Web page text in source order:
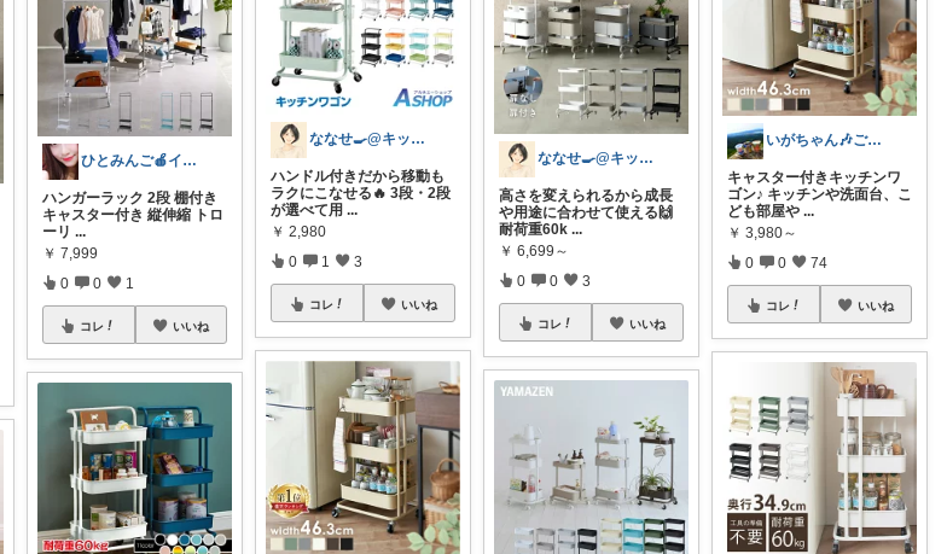
ひとみんご🍎‪インテリア雑貨
ハンガーラック 2段 棚付き
キャスター付き 縦伸縮 トロ
ーリ ...
￥ 7,999
0 0 1
コレ いいね
ななせ🍳@キッチン雑貨で暮らしラクに
ハンドル付きだから移動も
ラクにこなせる🔥 3段・2段
が選べて用 ...
￥ 2,980
0 1 3
コレ いいね
ななせ🍳@キッチン雑貨で暮らしラクに
高さを変えられるから成長
や用途に合わせて使える🙌
耐荷重60k ...
￥ 6,699～
0 0 3
コレ いいね
いがちゃん🎶ご購入感謝です🎶
キャスター付きキッチンワ
ゴン♪ キッチンや洗面台、こ
ども部屋や ...
￥ 3,980～
0 0 74
コレ いいね